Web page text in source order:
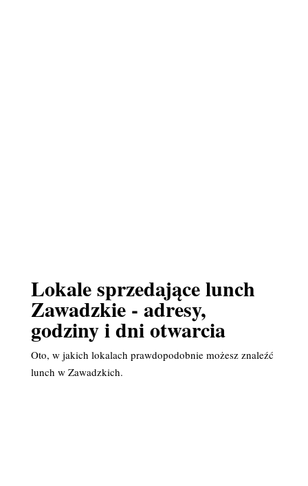
Lokale sprzedające lunch
Zawadzkie - adresy,
godziny i dni otwarcia
Oto, w jakich lokalach prawdopodobnie możesz znaleźć
lunch w Zawadzkich.